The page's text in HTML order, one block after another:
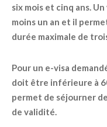
six mois et cinq ans.
moins un an et il
durée maximale de
Pour un e-visa
doit être inférieure à
permet de séjourner
de validité.